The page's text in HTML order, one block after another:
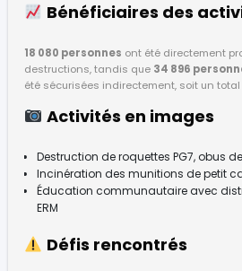
Bénéficiaires des
18 080 personnes ont été directement
destructions, tandis que 34 896
été sécurisées indirectement, soit un
Activités en images
Destruction de roquettes PG7, obus
Incinération des munitions de petit
Éducation communautaire avec
ERM
Défis rencontrés